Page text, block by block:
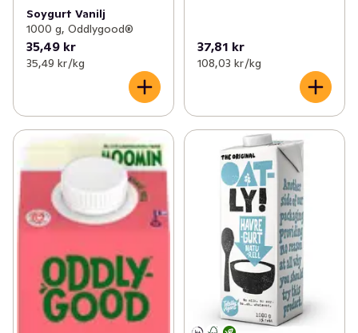
Soygurt Vanilj
1000 g, Oddlygood®
35,49 kr
35,49 kr /kg
37,81 kr
108,03 kr /kg